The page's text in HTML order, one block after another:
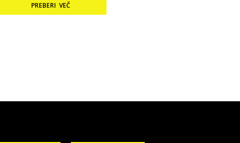
PREBERI VEČ